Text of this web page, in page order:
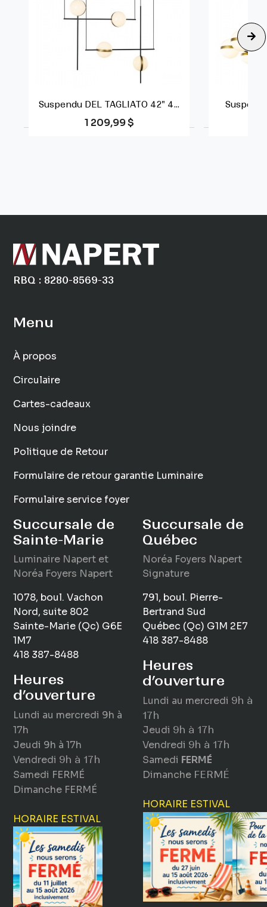
Suspendu DEL TAGLIATO 42" 4...
Prix
1 209,99 $
RBQ : 8280-8569-33
Menu
À propos
Circulaire
Cartes-cadeaux
Nous joindre
Politique de Retour
Formulaire de retour garantie Luminaire
Formulaire service foyer
Succursale de
Sainte-Marie
Luminaire Napert et
Noréa Foyers Napert
1078, boul. Vachon
Nord, suite 802
Sainte-Marie (Qc) G6E
1M7
418 387-8488
Heures
d’ouverture
Lundi au mercredi 9h à
17h
Jeudi 9h à 17h
Vendredi 9h à 17h
Samedi FERMÉ
Dimanche FERMÉ
HORAIRE ESTIVAL
Succursale de
Québec
Noréa Foyers Napert
Signature
791, boul. Pierre-
Bertrand Sud
Québec (Qc) G1M 2E7
418 387-8488
Heures
d’ouverture
Lundi au mercredi 9h à
17h
Jeudi 9h à 17h
Vendredi 9h à 17h
Samedi FERMÉ
Dimanche FERMÉ
HORAIRE ESTIVAL